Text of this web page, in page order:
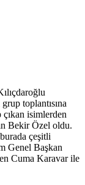
toplantısına
isimlerden
Bekir Özel oldu.
çeşitli
Genel Başkan
Cuma Karavar ile